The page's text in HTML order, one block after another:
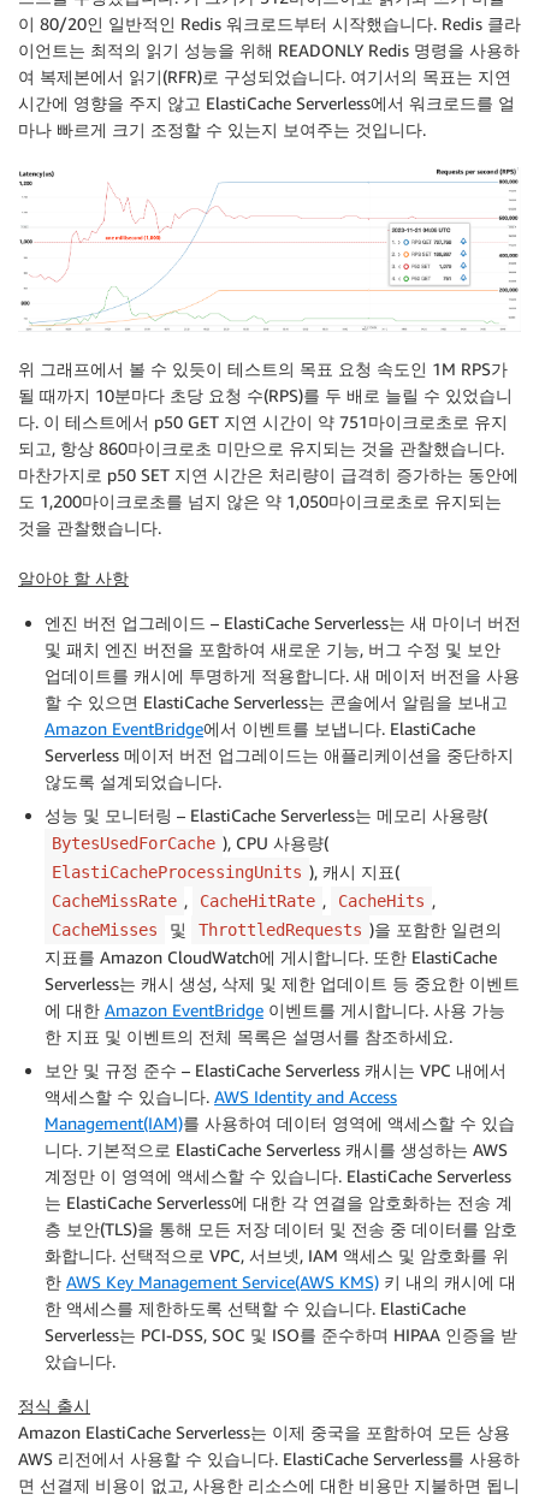
이 80/20인 일반적인 Redis 워크로드부터 시작했습니다. Redis 클라
이언트는 최적의 읽기 성능을 위해 READONLY Redis 명령을 사용하
여 복제본에서 읽기(RFR)로 구성되었습니다. 여기서의 목표는 지연
시간에 영향을 주지 않고 ElastiCache Serverless에서 워크로드를 얼
마나 빠르게 크기 조정할 수 있는지 보여주는 것입니다.
위 그래프에서 볼 수 있듯이 테스트의 목표 요청 속도인 1M RPS가
될 때까지 10분마다 초당 요청 수(RPS)를 두 배로 늘릴 수 있었습니
다. 이 테스트에서 p50 GET 지연 시간이 약 751마이크로초로 유지
되고, 항상 860마이크로초 미만으로 유지되는 것을 관찰했습니다.
마찬가지로 p50 SET 지연 시간은 처리량이 급격히 증가하는 동안에
도 1,200마이크로초를 넘지 않은 약 1,050마이크로초로 유지되는
것을 관찰했습니다.
알아야 할 사항
엔진 버전 업그레이드 – ElastiCache Serverless는 새 마이너 버전
및 패치 엔진 버전을 포함하여 새로운 기능, 버그 수정 및 보안
업데이트를 캐시에 투명하게 적용합니다. 새 메이저 버전을 사용
할 수 있으면 ElastiCache Serverless는 콘솔에서 알림을 보내고
Amazon EventBridge에서 이벤트를 보냅니다. ElastiCache
Serverless 메이저 버전 업그레이드는 애플리케이션을 중단하지
않도록 설계되었습니다.
성능 및 모니터링 – ElastiCache Serverless는 메모리 사용량(
BytesUsedForCache ), CPU 사용량(
ElastiCacheProcessingUnits ), 캐시 지표(
CacheMissRate , CacheHitRate , CacheHits ,
CacheMisses 및 ThrottledRequests )을 포함한 일련의
지표를 Amazon CloudWatch에 게시합니다. 또한 ElastiCache
Serverless는 캐시 생성, 삭제 및 제한 업데이트 등 중요한 이벤트
에 대한 Amazon EventBridge 이벤트를 게시합니다. 사용 가능
한 지표 및 이벤트의 전체 목록은 설명서를 참조하세요.
보안 및 규정 준수 – ElastiCache Serverless 캐시는 VPC 내에서
액세스할 수 있습니다. AWS Identity and Access
Management(IAM)를 사용하여 데이터 영역에 액세스할 수 있습
니다. 기본적으로 ElastiCache Serverless 캐시를 생성하는 AWS
계정만 이 영역에 액세스할 수 있습니다. ElastiCache Serverless
는 ElastiCache Serverless에 대한 각 연결을 암호화하는 전송 계
층 보안(TLS)을 통해 모든 저장 데이터 및 전송 중 데이터를 암호
화합니다. 선택적으로 VPC, 서브넷, IAM 액세스 및 암호화를 위
한 AWS Key Management Service(AWS KMS) 키 내의 캐시에 대
한 액세스를 제한하도록 선택할 수 있습니다. ElastiCache
Serverless는 PCI-DSS, SOC 및 ISO를 준수하며 HIPAA 인증을 받
았습니다.
정식 출시
Amazon ElastiCache Serverless는 이제 중국을 포함하여 모든 상용
AWS 리전에서 사용할 수 있습니다. ElastiCache Serverless를 사용하
면 선결제 비용이 없고, 사용한 리소스에 대한 비용만 지불하면 됩니